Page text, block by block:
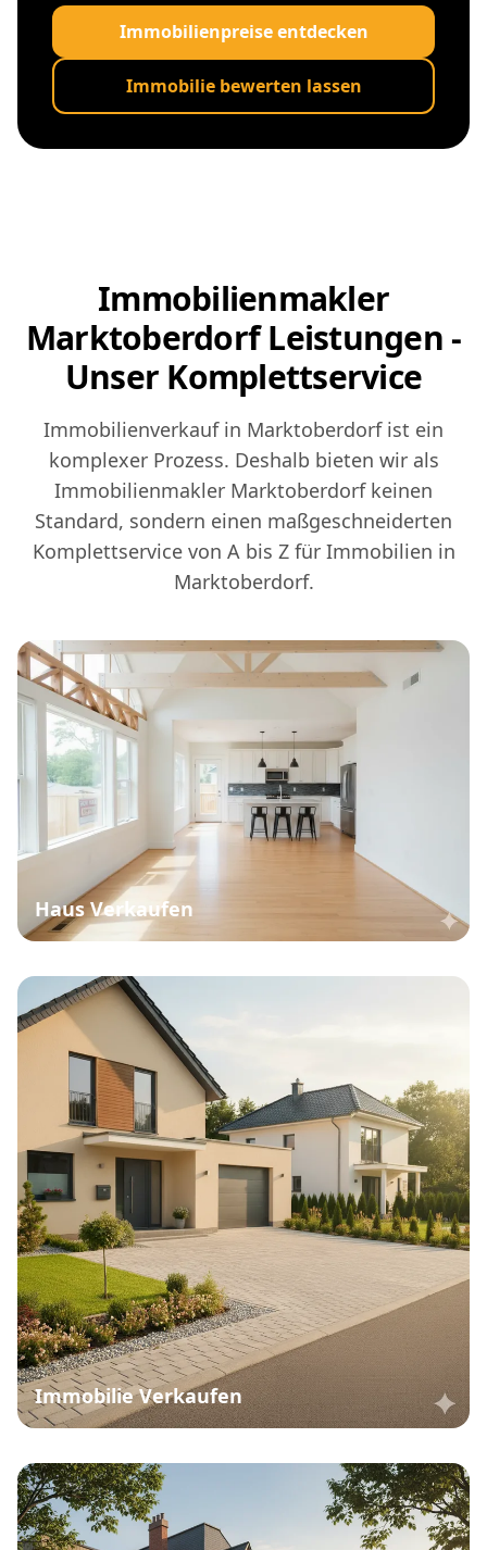
Immobilienpreise entdecken
Immobilie bewerten lassen
Immobilienmakler
Marktoberdorf Leistungen -
Unser Komplettservice
Immobilienverkauf in Marktoberdorf ist ein
komplexer Prozess. Deshalb bieten wir als
Immobilienmakler Marktoberdorf keinen
Standard, sondern einen maßgeschneiderten
Komplettservice von A bis Z für Immobilien in
Marktoberdorf.
Haus Verkaufen
Immobilie Verkaufen